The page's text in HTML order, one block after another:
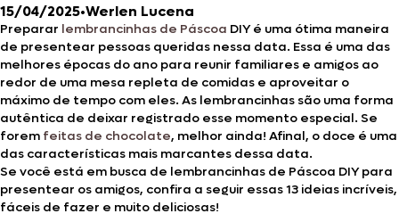
15/04/2025•Werlen Lucena
Preparar lembrancinhas de Páscoa DIY é uma ótima maneira
de presentear pessoas queridas nessa data. Essa é uma das
melhores épocas do ano para reunir familiares e amigos ao
redor de uma mesa repleta de comidas e aproveitar o
máximo de tempo com eles. As lembrancinhas são uma forma
autêntica de deixar registrado esse momento especial. Se
forem feitas de chocolate, melhor ainda! Afinal, o doce é uma
das características mais marcantes dessa data.
Se você está em busca de lembrancinhas de Páscoa DIY para
presentear os amigos, confira a seguir essas 13 ideias incríveis,
fáceis de fazer e muito deliciosas!